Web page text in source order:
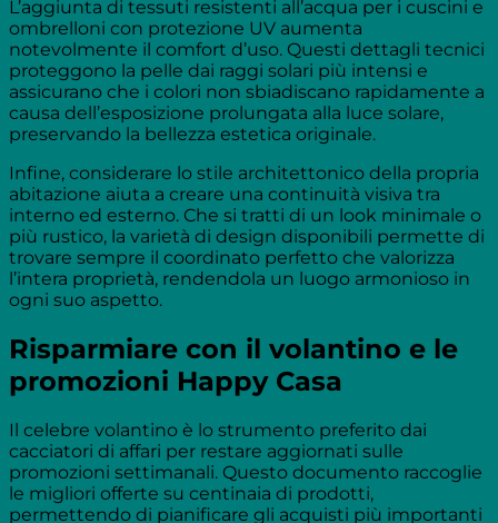
L’aggiunta di tessuti resistenti all’acqua per i cuscini e
ombrelloni con protezione UV aumenta
notevolmente il comfort d’uso. Questi dettagli tecnici
proteggono la pelle dai raggi solari più intensi e
assicurano che i colori non sbiadiscano rapidamente a
causa dell’esposizione prolungata alla luce solare,
preservando la bellezza estetica originale.
Infine, considerare lo stile architettonico della propria
abitazione aiuta a creare una continuità visiva tra
interno ed esterno. Che si tratti di un look minimale o
più rustico, la varietà di design disponibili permette di
trovare sempre il coordinato perfetto che valorizza
l’intera proprietà, rendendola un luogo armonioso in
ogni suo aspetto.
Risparmiare con il volantino e le
promozioni Happy Casa
Il celebre volantino è lo strumento preferito dai
cacciatori di affari per restare aggiornati sulle
promozioni settimanali. Questo documento raccoglie
le migliori offerte su centinaia di prodotti,
permettendo di pianificare gli acquisti più importanti